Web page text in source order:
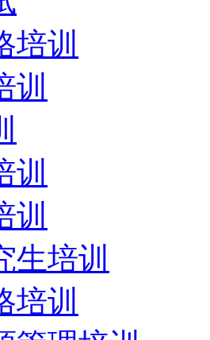
培训
训
训
训
生培训
培训